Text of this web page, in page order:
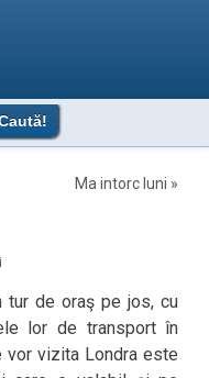
Ma intorc luni »
tur de oraş pe jos, cu
lor de transport în
vor vizita Londra este